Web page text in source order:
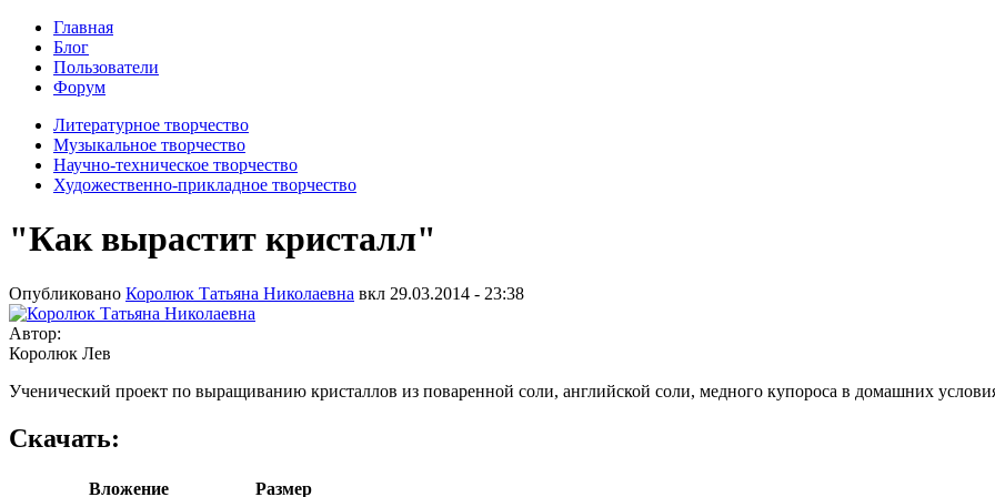
Главная
Блог
Пользователи
Форум
Литературное творчество
Музыкальное творчество
Научно-техническое творчество
Художественно-прикладное творчество
"Как вырастит кристалл"
Опубликовано Королюк Татьяна Николаевна вкл 29.03.2014 - 23:38
Автор:
Королюк Лев
Ученический проект по выращиванию кристаллов из поваренной соли, английской соли, медного купороса в домашних
Скачать:
Вложение Размер